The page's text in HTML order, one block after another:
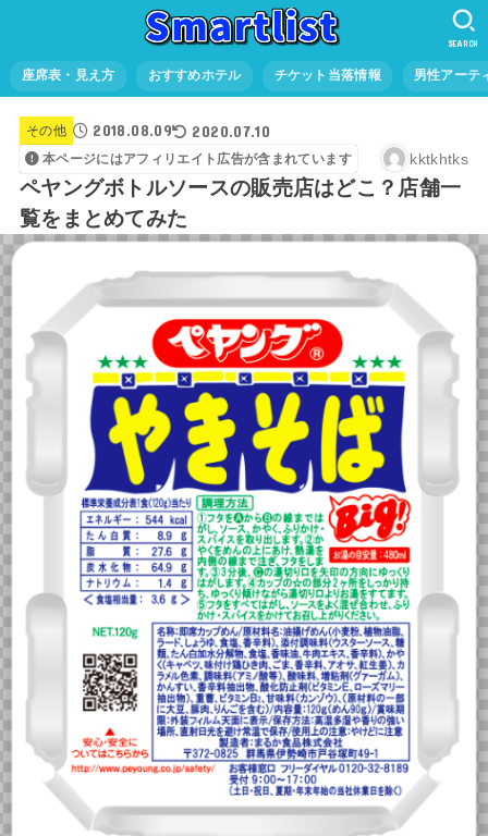
座席表・見え方 おすすめホテル チケット当落情報 男性アーテ
SEARCH
その他 2018.08.09 2020.07.10
本ページにはアフィリエイト広告が含まれています kktkhtks
ペヤングボトルソースの販売店はどこ？店舗一
覧をまとめてみた